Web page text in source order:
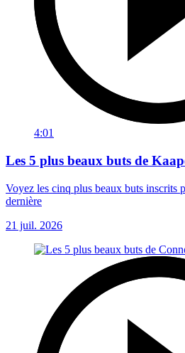
4:01
Les 5 plus beaux buts de
Voyez les cinq plus beaux buts inscrits
dernière
21 juil. 2026